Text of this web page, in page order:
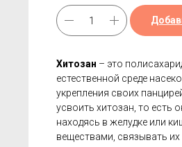
Хитозан – это
естественной среде
укрепления своих
усвоить хитозан, то есть
находясь в желудке или
веществами, связывать